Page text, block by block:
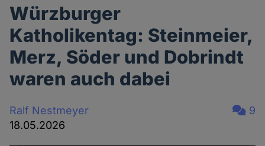
Würzburger
Katholikentag: Steinmeier,
Merz, Söder und Dobrindt
waren auch dabei
Ralf Nestmeyer
18.05.2026
9